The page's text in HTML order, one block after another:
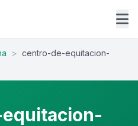
> centro-de-equitacion-